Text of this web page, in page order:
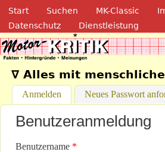
Direkt zum Inhalt
Navigation
Start Suchen MK-Classic
Datenschutz
Dienstleistung
Motor-
∇ Alles mit
Anmelden (aktiver Reiter)
Neues Passwort
Benutzeranmeldung
Benutzername *